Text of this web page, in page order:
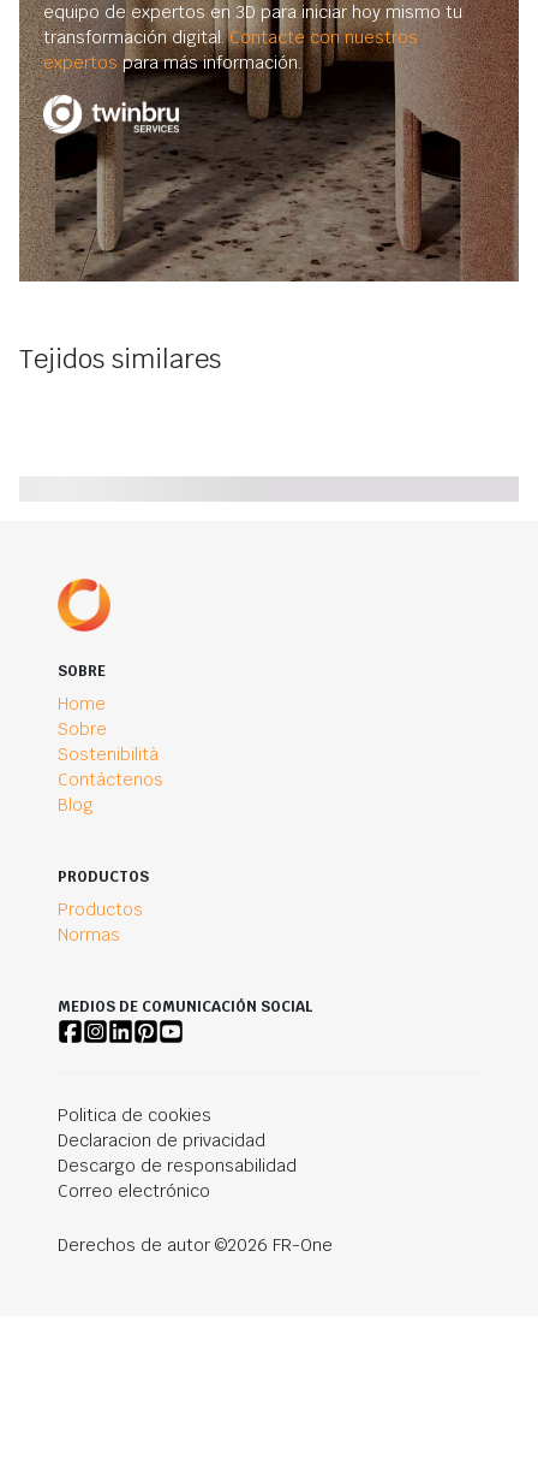
equipo de expertos en 3D para iniciar hoy mismo tu
transformación digital.Contacte con nuestros
expertos para más información.
Tejidos similares
SOBRE
Home
Sobre
Sostenibilità
Contáctenos
Blog
PRODUCTOS
Productos
Normas
MEDIOS DE COMUNICACIÓN SOCIAL
Politica de cookies
Declaracion de privacidad
Descargo de responsabilidad
Correo electrónico
Derechos de autor ©2026 FR-One